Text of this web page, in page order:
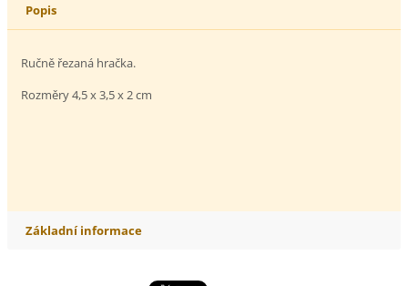
Popis
Ručně řezaná hračka.
Rozměry 4,5 x 3,5 x 2 cm
Základní informace